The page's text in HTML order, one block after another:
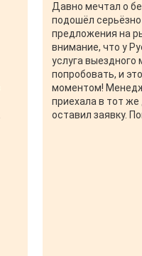
Давно мечтал о
подошёл серьёзно
предложения на
внимание, что у
услуга
попробовать, и
моментом! Менеджер Татьяна
приехала в тот же
оставил заявку.